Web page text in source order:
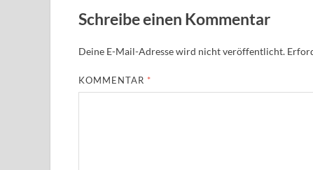
Schreibe einen Kommentar
Deine E-Mail-Adresse wird nicht veröffentlicht.
KOMMENTAR *